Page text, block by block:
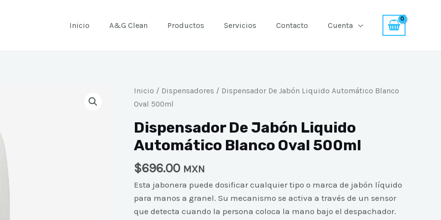
Inicio A&G Clean Productos Servicios Contacto Cuenta
Inicio / Dispensadores / Dispensador De Jabón Liquido Automático Blanco
Oval 500ml
Dispensador De Jabón Liquido
Automático Blanco Oval 500ml
$696.00 MXN
Esta jabonera puede dosificar cualquier tipo o marca de jabón líquido
para manos a granel. Su mecanismo se activa a través de un sensor
que detecta cuando la persona coloca la mano bajo el despachador.
Dispensador
De
Liquido
Automático
Oval
500ml
cantidad